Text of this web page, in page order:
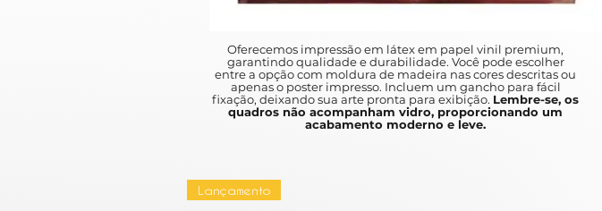
Oferecemos impressão em látex em papel vinil premium,
garantindo qualidade e durabilidade. Você pode escolher
entre a opção com moldura de madeira nas cores descritas ou
apenas o poster impresso. Incluem um gancho para fácil
fixação, deixando sua arte pronta para exibição. Lembre-se, os
quadros não acompanham vidro, proporcionando um
acabamento moderno e leve.
Lançamento